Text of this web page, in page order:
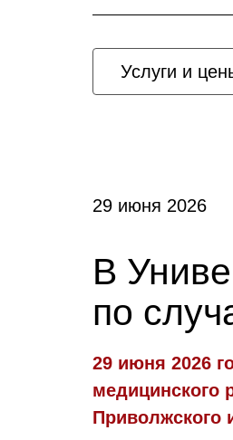
Услуги и
29 июня 2026
В
по
29 июня 2026
медицинского
Приволжского